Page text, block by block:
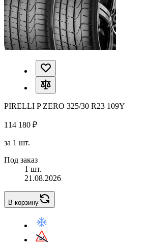
PIRELLI P ZERO 325/30 R23 109Y
114 180 ₽
за 1 шт.
Под заказ
1 шт.
21.08.2026
В корзину